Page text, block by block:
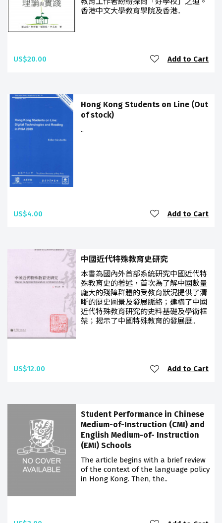
香港中文大學教育學院及香港..
US$20.00 Add to Cart
Hong Kong Students on Line (Out
of stock)
..
US$4.00 Add to Cart
中國近代特殊教育史研究
本書為國內外首部系統研究中國近代特
殊教育史的著述，首次為了解中國數量
龐大的殘障群體的受教育狀況提供了清
晰的歷史圖景及發展脈絡；建構了中國
近代特殊教育研究的史料基礎及學術框
架；揭示了中國特殊教育的發展歷..
US$12.00 Add to Cart
Student Performance in Chinese
Medium-of-Instruction (CMI) and
English Medium-of- Instruction
(EMI) Schools
The article begins with a brief review
of the context of the language policy
in Hong Kong. Then, the..